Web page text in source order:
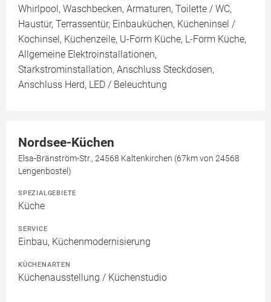
Whirlpool, Waschbecken, Armaturen, Toilette / WC,
Haustür, Terrassentür, Einbauküchen, Kücheninsel /
Kochinsel, Küchenzeile, U-Form Küche, L-Form Küche,
Allgemeine Elektroinstallationen,
Starkstrominstallation, Anschluss Steckdosen,
Anschluss Herd, LED / Beleuchtung
Nordsee-Küchen
Elsa-Bränström-Str., 24568 Kaltenkirchen (67km von 24568
Lengenbostel)
SPEZIALGEBIETE
Küche
SERVICE
Einbau, Küchenmodernisierung
KÜCHENARTEN
Küchenausstellung / Küchenstudio